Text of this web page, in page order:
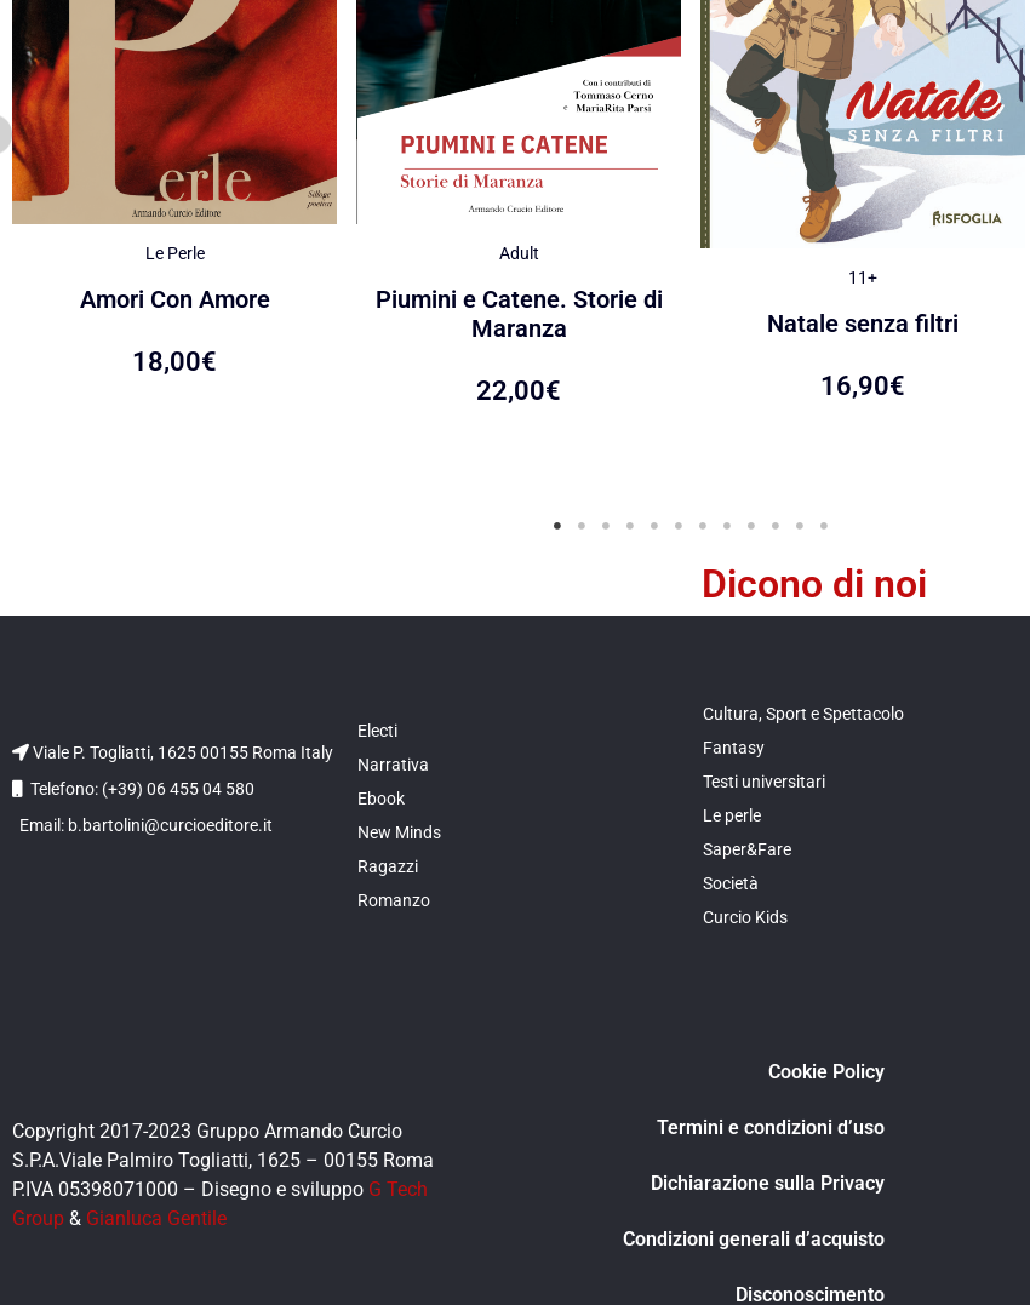
Le Perle
Amori Con Amore
18,00€
Adult
Piumini e Catene. Storie di
Maranza
22,00€
11+
Natale senza filtri
16,90€
Dicono di noi
Viale P. Togliatti, 1625 00155 Roma Italy
Telefono: (+39) 06 455 04 580
Email: b.bartolini@curcioeditore.it
Electi
Narrativa
Ebook
New Minds
Ragazzi
Romanzo
Cultura, Sport e Spettacolo
Fantasy
Testi universitari
Le perle
Saper&Fare
Società
Curcio Kids
Copyright 2017-2023 Gruppo Armando Curcio
S.P.A.Viale Palmiro Togliatti, 1625 – 00155 Roma
P.IVA 05398071000 – Disegno e sviluppo G Tech
Group & Gianluca Gentile
Cookie Policy
Termini e condizioni d’uso
Dichiarazione sulla Privacy
Condizioni generali d’acquisto
Disconoscimento